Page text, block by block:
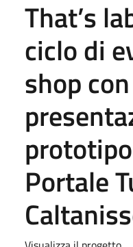
That’s
ciclo di
shop
Portale